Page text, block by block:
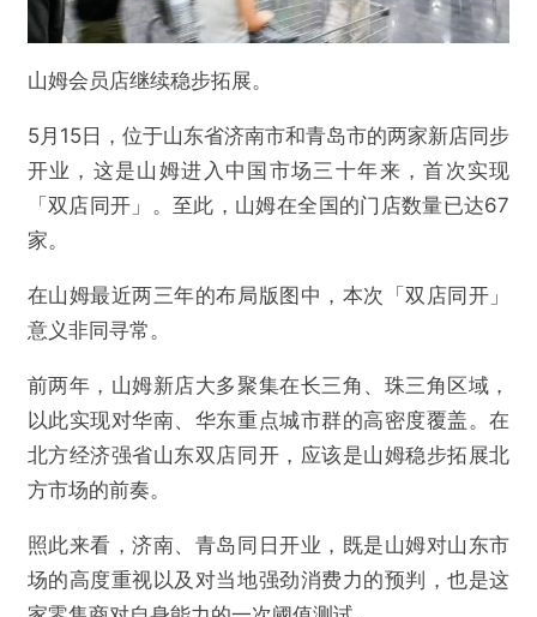
山姆会员店继续稳步拓展。
5月15日，位于山东省济南市和青岛市的两家新店同步
开业，这是山姆进入中国市场三十年来，首次实现
「双店同开」。至此，山姆在全国的门店数量已达67
家。
在山姆最近两三年的布局版图中，本次「双店同开」
意义非同寻常。
前两年，山姆新店大多聚集在长三角、珠三角区域，
以此实现对华南、华东重点城市群的高密度覆盖。在
北方经济强省山东双店同开，应该是山姆稳步拓展北
方市场的前奏。
照此来看，济南、青岛同日开业，既是山姆对山东市
场的高度重视以及对当地强劲消费力的预判，也是这